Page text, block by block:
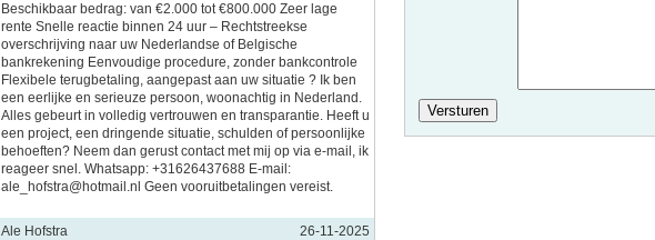
Beschikbaar bedrag: van €2.000 tot €800.000 Zeer lage
rente Snelle reactie binnen 24 uur – Rechtstreekse
overschrijving naar uw Nederlandse of Belgische
bankrekening Eenvoudige procedure, zonder bankcontrole
Flexibele terugbetaling, aangepast aan uw situatie ? Ik ben
een eerlijke en serieuze persoon, woonachtig in Nederland.
Alles gebeurt in volledig vertrouwen en transparantie. Heeft u
een project, een dringende situatie, schulden of persoonlijke
behoeften? Neem dan gerust contact met mij op via e-mail, ik
reageer snel. Whatsapp: +31626437688 E-mail:
ale_hofstra@hotmail.nl Geen vooruitbetalingen vereist.
Ale Hofstra
26-11-2025